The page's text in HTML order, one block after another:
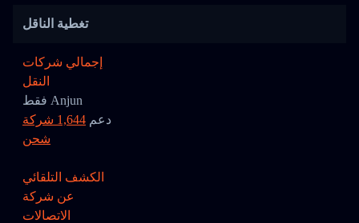
تغطية الناقل
إجمالي شركات
النقل
فقط Anjun
دعم
1,644 شركة
شحن
الكشف التلقائي
عن شركة
الاتصالات